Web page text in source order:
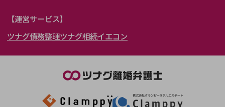
秋田県
福島県
埼玉県
茨城県 群馬県
愛知県
岐阜県 山梨県
関西
大阪府 京都府
奈良県
和歌山県
北陸・甲信越
石川県
富山県
岡山県
九州・沖縄
不貞・不倫慰謝料請求
養育費問題
財産分与
【運営サービス】
ツナグ債務整理ツナグ相続イエコン